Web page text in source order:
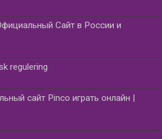
Сайт в России и
regulering
сайт Pinco играть онлайн |